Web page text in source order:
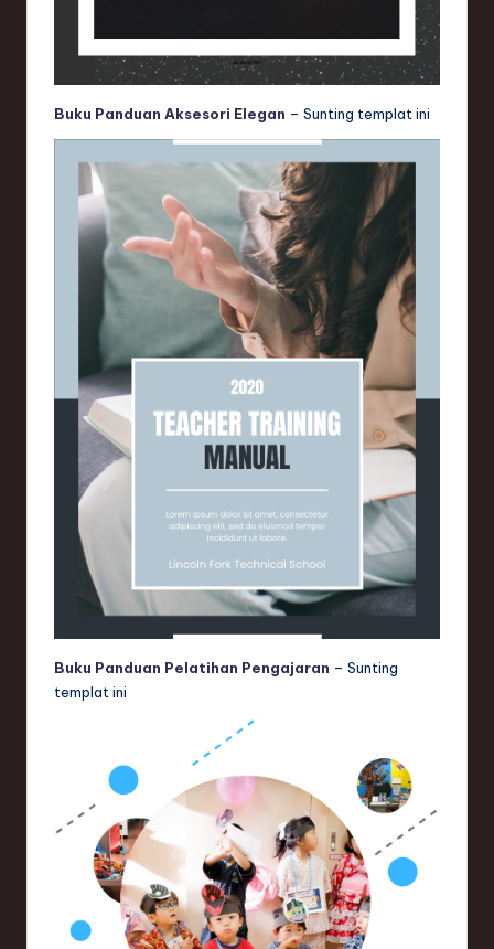
Buku Panduan Aksesori Elegan – Sunting templat ini
Buku Panduan Pelatihan Pengajaran – Sunting
templat ini